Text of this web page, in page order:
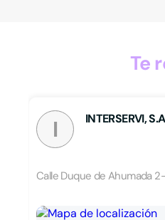
Te
I INTERSERVI,
Calle Duque de Ahumada